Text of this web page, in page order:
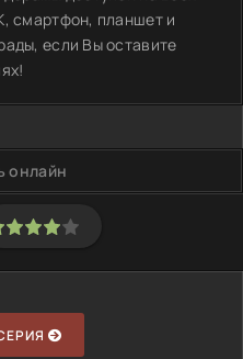
смартфон, планшет и
если Вы оставите
онлайн